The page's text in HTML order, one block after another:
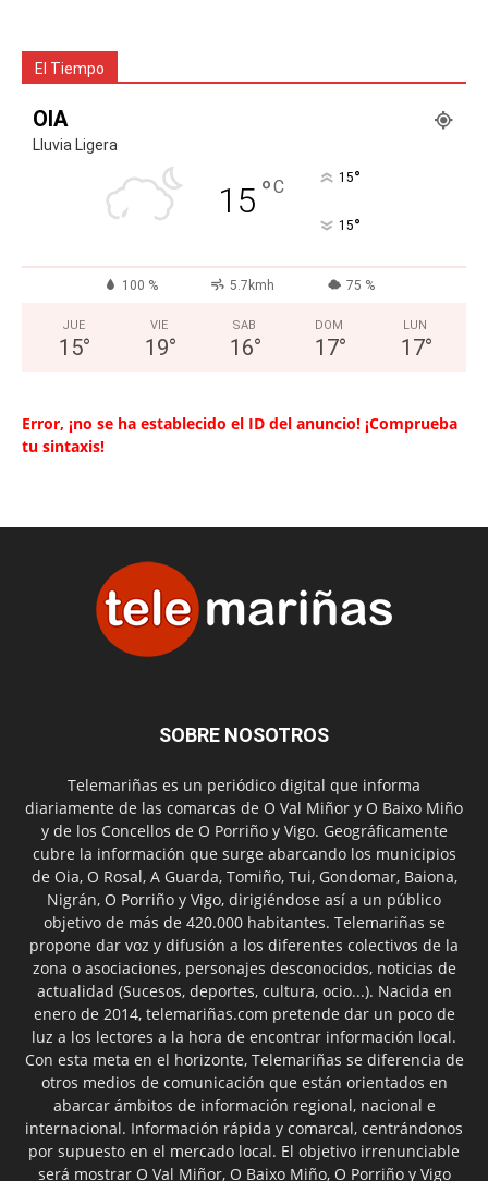
El Tiempo
OIA
Lluvia Ligera
15 °C 15°
15°
100 % 5.7kmh 75 %
JUE
15°
VIE
19°
SAB
16°
DOM
17°
LUN
17°
Error, ¡no se ha establecido el ID del anuncio! ¡Comprueba
tu sintaxis!
SOBRE NOSOTROS
Telemariñas es un periódico digital que informa
diariamente de las comarcas de O Val Miñor y O Baixo Miño
y de los Concellos de O Porriño y Vigo. Geográficamente
cubre la información que surge abarcando los municipios
de Oia, O Rosal, A Guarda, Tomiño, Tui, Gondomar, Baiona,
Nigrán, O Porriño y Vigo, dirigiéndose así a un público
objetivo de más de 420.000 habitantes. Telemariñas se
propone dar voz y difusión a los diferentes colectivos de la
zona o asociaciones, personajes desconocidos, noticias de
actualidad (Sucesos, deportes, cultura, ocio...). Nacida en
enero de 2014, telemariñas.com pretende dar un poco de
luz a los lectores a la hora de encontrar información local.
Con esta meta en el horizonte, Telemariñas se diferencia de
otros medios de comunicación que están orientados en
abarcar ámbitos de información regional, nacional e
internacional. Información rápida y comarcal, centrándonos
por supuesto en el mercado local. El objetivo irrenunciable
será mostrar O Val Miñor, O Baixo Miño, O Porriño y Vigo